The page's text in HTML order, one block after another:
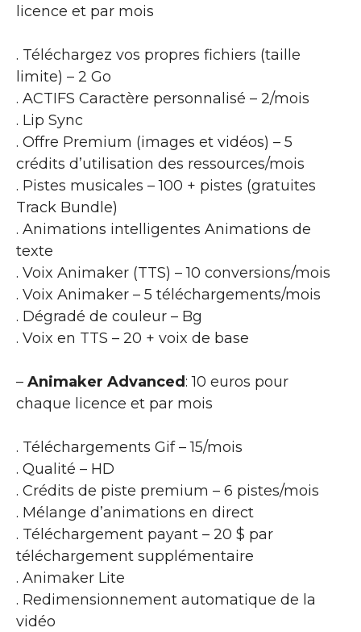
licence et par mois
. Téléchargez vos propres fichiers (taille
limite) – 2 Go
. ACTIFS Caractère personnalisé – 2/mois
. Lip Sync
. Offre Premium (images et vidéos) – 5
crédits d’utilisation des ressources/mois
. Pistes musicales – 100 + pistes (gratuites
Track Bundle)
. Animations intelligentes Animations de
texte
. Voix Animaker (TTS) – 10 conversions/mois
. Voix Animaker – 5 téléchargements/mois
. Dégradé de couleur – Bg
. Voix en TTS – 20 + voix de base
– Animaker Advanced: 10 euros pour
chaque licence et par mois
. Téléchargements Gif – 15/mois
. Qualité – HD
. Crédits de piste premium – 6 pistes/mois
. Mélange d’animations en direct
. Téléchargement payant – 20 $ par
téléchargement supplémentaire
. Animaker Lite
. Redimensionnement automatique de la
vidéo